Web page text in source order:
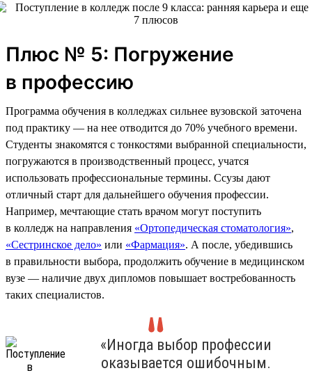
Плюс № 5: Погружение
в профессию
Программа обучения в колледжах сильнее вузовской заточена
под практику — на нее отводится до 70% учебного времени.
Студенты знакомятся с тонкостями выбранной специальности,
погружаются в производственный процесс, учатся
использовать профессиональные термины. Ссузы дают
отличный старт для дальнейшего обучения профессии.
Например, мечтающие стать врачом могут поступить
в колледж на направления «Ортопедическая стоматология»,
«Сестринское дело» или «Фармация». А после, убедившись
в правильности выбора, продолжить обучение в медицинском
вузе — наличие двух дипломов повышает востребованность
таких специалистов.
«Иногда выбор профессии
оказывается ошибочным.